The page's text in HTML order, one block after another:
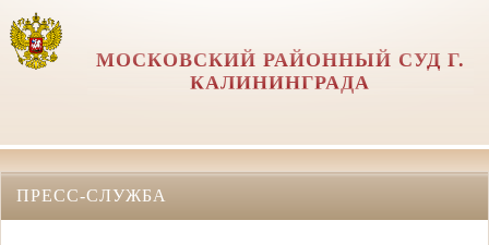
МОСКОВСКИЙ РАЙОННЫЙ СУД Г.
КАЛИНИНГРАДА
ПРЕСС-СЛУЖБА